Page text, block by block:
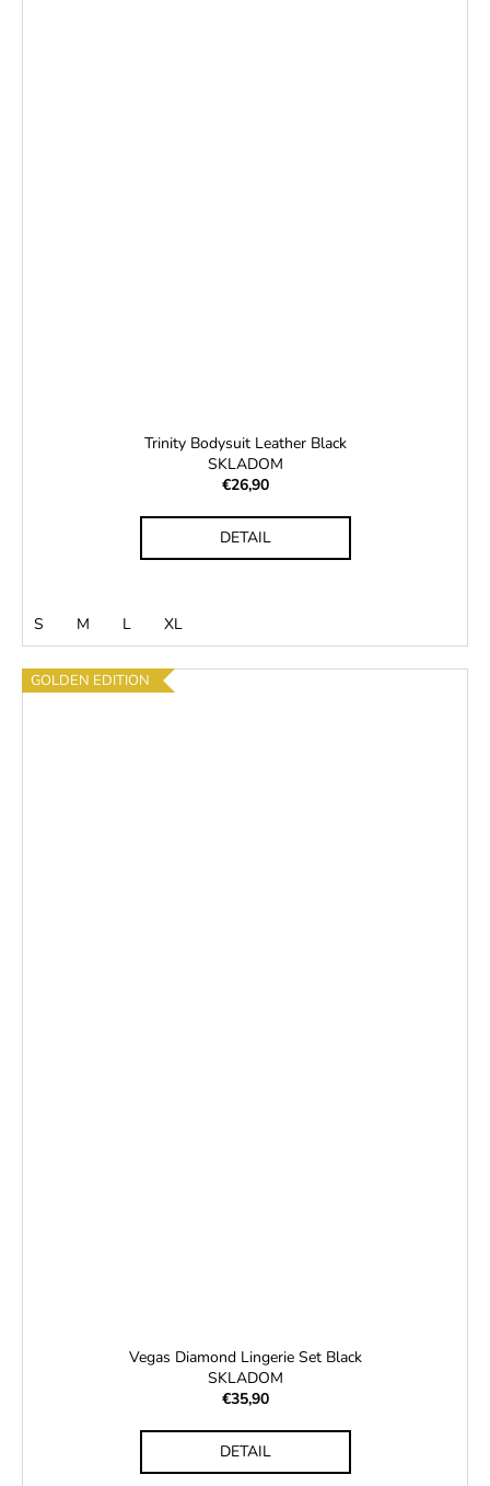
Trinity Bodysuit Leather Black
SKLADOM
€26,90
DETAIL
S M L XL
GOLDEN EDITION
Vegas Diamond Lingerie Set Black
SKLADOM
€35,90
DETAIL